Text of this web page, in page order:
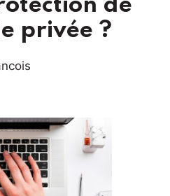
de
privée ?